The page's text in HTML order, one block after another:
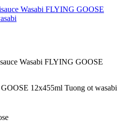
Wasabi FLYING GOOSE
Wasabi FLYING GOOSE
12x455ml Tuong ot wasabi